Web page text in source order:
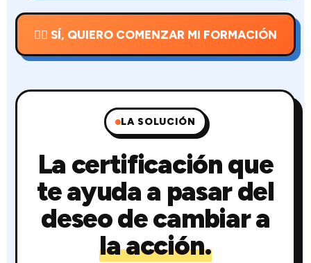
👉🏻 SÍ, QUIERO COMENZAR MI FORMACIÓN
LA SOLUCIÓN
La certificación que
te ayuda a pasar del
deseo de cambiar a
la acción.